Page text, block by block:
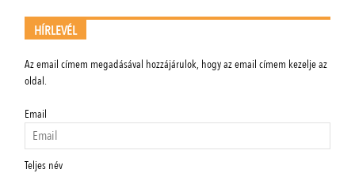
HÍRLEVÉL
Az email címem megadásával hozzájárulok, hogy az email címem kezelje az
oldal.
Email
Teljes név